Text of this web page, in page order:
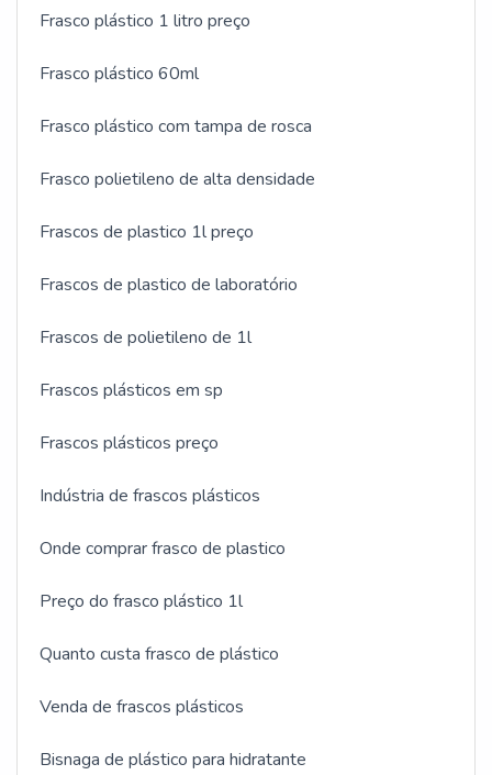
Frasco plástico 1 litro preço
Frasco plástico 60ml
Frasco plástico com tampa de rosca
Frasco polietileno de alta densidade
Frascos de plastico 1l preço
Frascos de plastico de laboratório
Frascos de polietileno de 1l
Frascos plásticos em sp
Frascos plásticos preço
Indústria de frascos plásticos
Onde comprar frasco de plastico
Preço do frasco plástico 1l
Quanto custa frasco de plástico
Venda de frascos plásticos
Bisnaga de plástico para hidratante